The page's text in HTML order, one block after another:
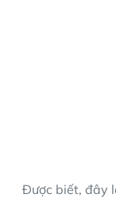
Được biết, đây